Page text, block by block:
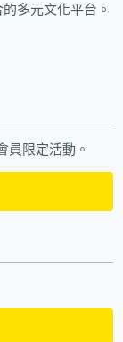
多元文化平台。
員限定活動。